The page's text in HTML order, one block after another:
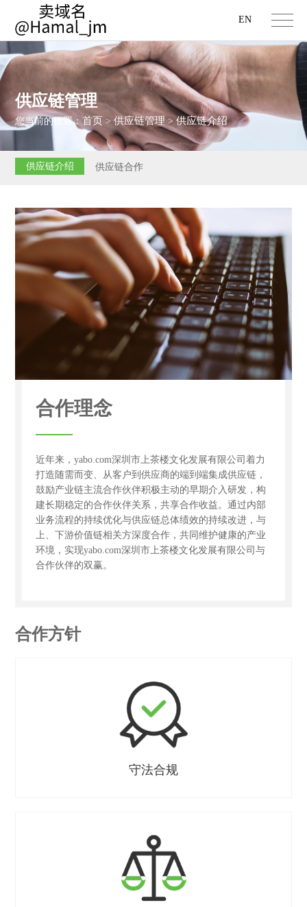
EN
供应链管理
您当前的位置：首页 >供应链管理>供应链介绍
供应链介绍 供应链合作
合作理念
近年来，yabo.com深圳市上茶楼文化发展有限公司着力
打造随需而变、从客户到供应商的端到端集成供应链，
鼓励产业链主流合作伙伴积极主动的早期介入研发，构
建长期稳定的合作伙伴关系，共享合作收益。通过内部
业务流程的持续优化与供应链总体绩效的持续改进，与
上、下游价值链相关方深度合作，共同维护健康的产业
环境，实现yabo.com深圳市上茶楼文化发展有限公司与
合作伙伴的双赢。
合作方针
守法合规